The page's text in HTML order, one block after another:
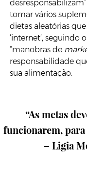
tomar vários
dietas aleatórias
‘internet’, seguindo
“manobras de
responsabilidade
sua alimentação.
“As metas
funcionarem, para
– Ligia